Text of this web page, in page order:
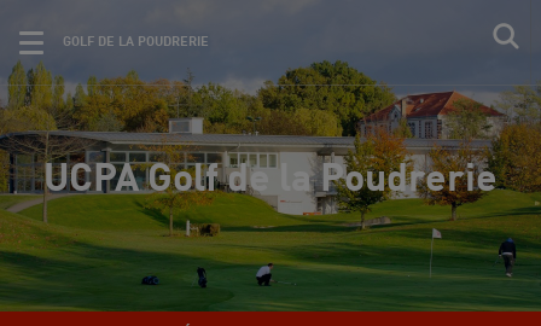
GOLF DE LA POUDRERIE
UCPA Golf de la Poudrerie